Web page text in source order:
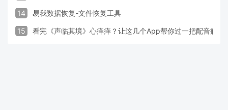
14 易我数据恢复-文件恢复工具
15 看完《声临其境》心痒痒？让这几个App帮你过一把配音瘾